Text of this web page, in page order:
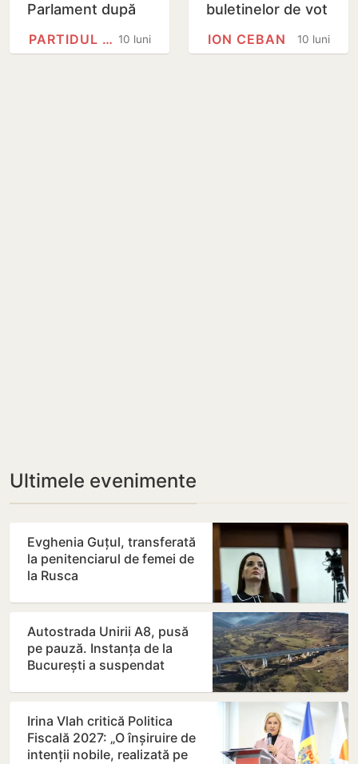
Parlament după
din voturi
10 luni
PARTIDUL ACȚIUNE ȘI…
buletinelor de vot
electorală din 10 luni
ION CEBAN
Ultimele evenimente
Evghenia Guțul, transferată
la penitenciarul de femei de
la Rusca
Autostrada Unirii A8, pusă
pe pauză. Instanța de la
București a suspendat
Irina Vlah critică Politica
Fiscală 2027: „O înșiruire de
intenții nobile, realizată pe